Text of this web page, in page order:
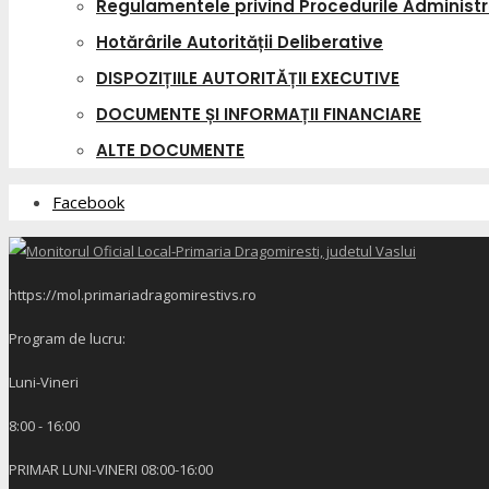
Regulamentele privind Procedurile
Hotărârile Autorității Deliberative
DISPOZIȚIILE AUTORITĂȚII EXECUTIVE
DOCUMENTE ȘI INFORMAȚII FINANCIARE
ALTE DOCUMENTE
Facebook
https://mol.primariadragomirestivs.ro
Program de lucru:
Luni-Vineri
8:00 - 16:00
PRIMAR LUNI-VINERI 08:00-16:00